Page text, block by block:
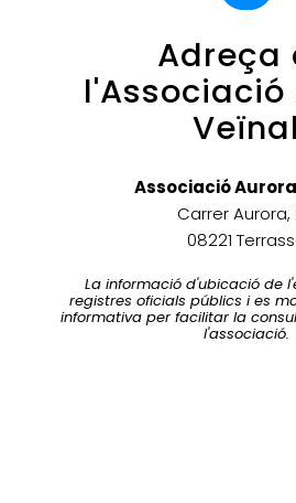
Adreça
l'Associació
Veïnal
Associació
Carrer Aurora,
08221
La informació d'ubicació de
registres oficials públics i es
informativa per facilitar la
l'associació.